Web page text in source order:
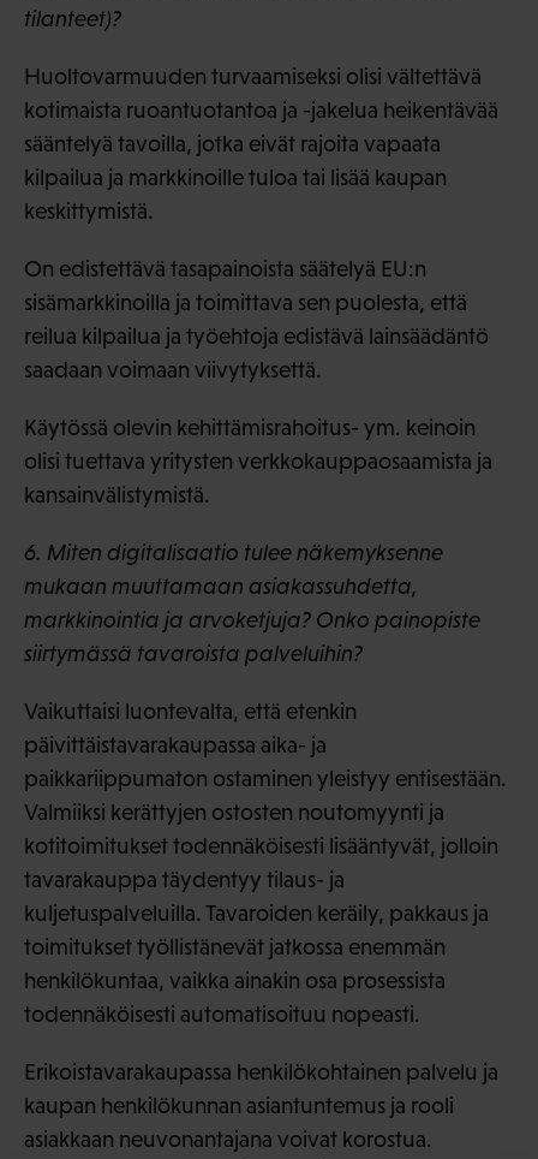
tilanteet)?
Huoltovarmuuden turvaamiseksi olisi vältettävä
kotimaista ruoantuotantoa ja -jakelua heikentävää
sääntelyä tavoilla, jotka eivät rajoita vapaata
kilpailua ja markkinoille tuloa tai lisää kaupan
keskittymistä.
On edistettävä tasapainoista säätelyä EU:n
sisämarkkinoilla ja toimittava sen puolesta, että
reilua kilpailua ja työehtoja edistävä lainsäädäntö
saadaan voimaan viivytyksettä.
Käytössä olevin kehittämisrahoitus- ym. keinoin
olisi tuettava yritysten verkkokauppaosaamista ja
kansainvälistymistä.
6. Miten digitalisaatio tulee näkemyksenne
mukaan muuttamaan asiakassuhdetta,
markkinointia ja arvoketjuja? Onko painopiste
siirtymässä tavaroista palveluihin?
Vaikuttaisi luontevalta, että etenkin
päivittäistavarakaupassa aika- ja
paikkariippumaton ostaminen yleistyy entisestään.
Valmiiksi kerättyjen ostosten noutomyynti ja
kotitoimitukset todennäköisesti lisääntyvät, jolloin
tavarakauppa täydentyy tilaus- ja
kuljetuspalveluilla. Tavaroiden keräily, pakkaus ja
toimitukset työllistänevät jatkossa enemmän
henkilökuntaa, vaikka ainakin osa prosessista
todennäköisesti automatisoituu nopeasti.
Erikoistavarakaupassa henkilökohtainen palvelu ja
kaupan henkilökunnan asiantuntemus ja rooli
asiakkaan neuvonantajana voivat korostua.